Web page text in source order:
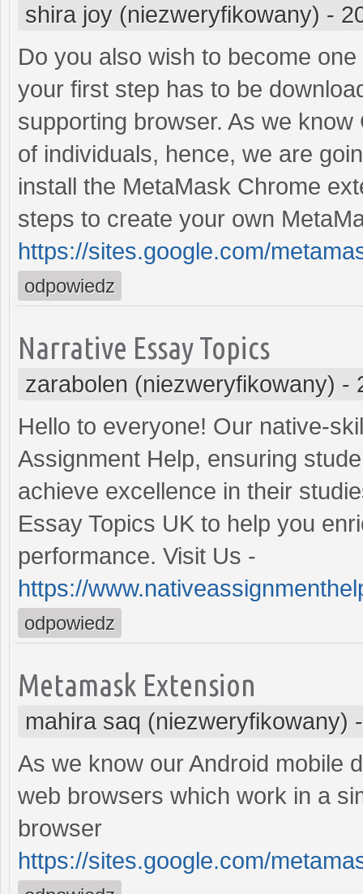
shira joy (niezweryfikowany) -
Do you also wish to become
your first step has to be
supporting browser. As we
of individuals, hence, we are
install the MetaMask Chrome
steps to create your own
https://sites.google.com/
odpowiedz
Narrative Essay Topics
zarabolen (niezweryfikowany) -
Hello to everyone! Our native-
Assignment Help, ensuring
achieve excellence in their
Essay Topics UK to help you
performance. Visit Us -
https://
odpowiedz
Metamask Extension
mahira saq (niezweryfikowany)
As we know our Android mobile
web browsers which work in a
browser
https://sites.google.com/